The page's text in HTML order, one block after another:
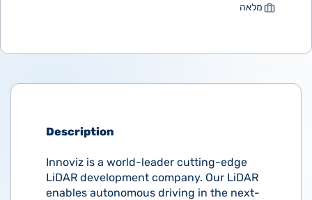
מלאה
Description
Innoviz is a world-leader cutting-edge
LiDAR development company. Our LiDAR
enables autonomous driving in the next-